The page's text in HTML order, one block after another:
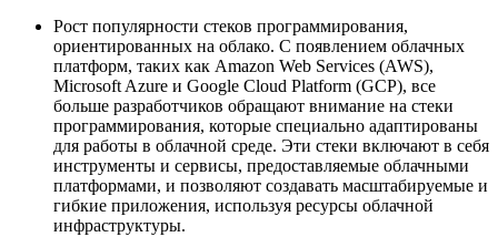
Рост популярности стеков программирования,
ориентированных на облако. С появлением облачных
платформ, таких как Amazon Web Services (AWS),
Microsoft Azure и Google Cloud Platform (GCP), все
больше разработчиков обращают внимание на стеки
программирования, которые специально адаптированы
для работы в облачной среде. Эти стеки включают в себя
инструменты и сервисы, предоставляемые облачными
платформами, и позволяют создавать масштабируемые и
гибкие приложения, используя ресурсы облачной
инфраструктуры.